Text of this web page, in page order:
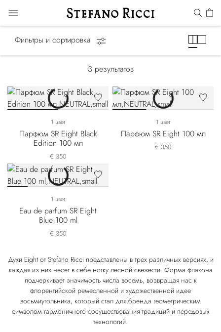
Фильтры и сортировка
3 результатов
1 цвет
Парфюм SR Eight Black
Edition 100 мл
€ 350
1 цвет
Парфюм SR Eight 100 мл
€ 350
1 цвет
Eau de parfum SR Eight
Blue 100 ml
€ 350
Духи Eight от Stefano Ricci представлены в трех различных версиях, и
каждая из них несет в себе нотку лесной свежести. Форма флакона
подчеркивает значимость числа восемь, возвращая нас к
флорентийской ремесленной и художественной идее
восьмиугольника, который стал для бренда геометрическим
символом гармоничного сосуществования традиций и передовых
технологий.